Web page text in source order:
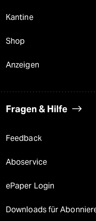
Kantine
Shop
Anzeigen
Fragen & Hilfe
Feedback
Aboservice
ePaper Login
Downloads für